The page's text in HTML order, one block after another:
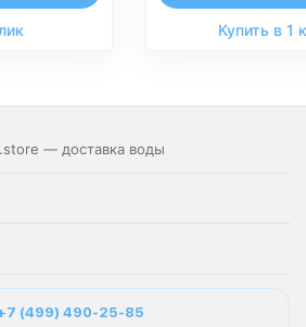
Купить в 1
— доставка воды
(499) 490-25-85